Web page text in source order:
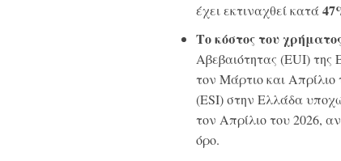
έχει εκτιναχθεί κατά
Το κόστος του
Αβεβαιότητας (EUI)
τον Μάρτιο και Απρίλιο
(ESI) στην Ελλάδα
τον Απρίλιο του 2026,
όρο.